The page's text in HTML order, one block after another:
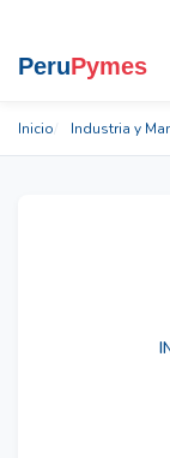
Inicio Industria y